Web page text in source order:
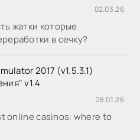
02.03.26
жатки которые
в сечку?
2017 (v1.5.3.1)
v1.4
28.01.26
online casinos: where to